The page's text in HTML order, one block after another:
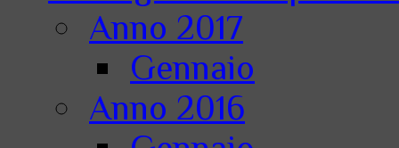
Anno 2017
Gennaio
Anno 2016